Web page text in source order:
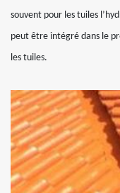
souvent pour les tuiles
peut être intégré dans le
les tuiles.